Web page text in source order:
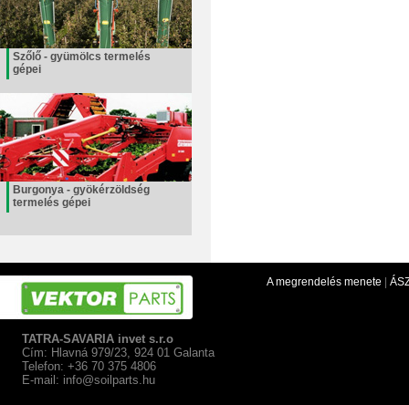
Szőlő - gyümölcs termelés
gépei
Burgonya - gyökérzöldség
termelés gépei
TATRA-SAVARIA invet s.r.o
Cím: Hlavná 979/23, 924 01 Galanta
Telefon: +36 70 375 4806
E-mail: info@soilparts.hu
A megrendelés menete